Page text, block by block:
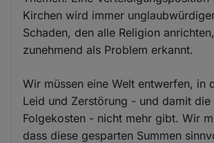
Kirchen wird immer
Schaden, den alle Religion
zunehmend als Problem erkannt.
Wir müssen eine Welt entwerfen, in
Leid und Zerstörung - und damit die
Folgekosten - nicht mehr gibt. Wir
dass diese gesparten Summen